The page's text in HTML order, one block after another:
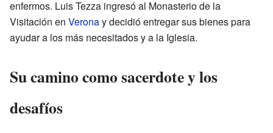
enfermos. Luis Tezza ingresó al Monasterio de la
Visitación en Veronay decidió entregar sus bienes para
ayudar a los más necesitados y a la Iglesia.
Su camino como sacerdote y los
desafíos